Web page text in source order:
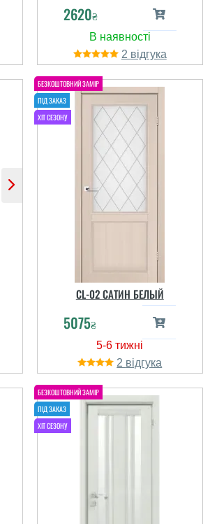
2620₴
2
CL-02 САТИН БЕЛЫЙ
5075₴
2